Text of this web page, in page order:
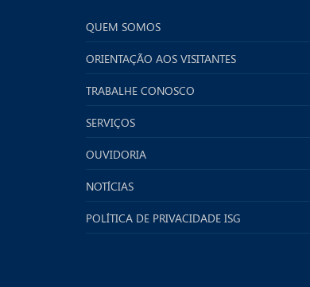
QUEM SOMOS
ORIENTAÇÃO AOS VISITANTES
TRABALHE CONOSCO
SERVIÇOS
OUVIDORIA
NOTÍCIAS
POLÍTICA DE PRIVACIDADE ISG